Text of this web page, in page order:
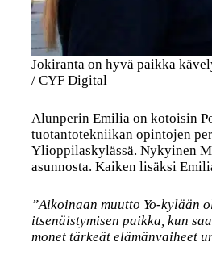
Jokiranta on hyvä paikka
/ CYF Digital
Alunperin Emilia on kotoisin
tuotantotekniikan opintojen
Ylioppilaskylässä. Nykyinen
asunnosta. Kaiken lisäksi
”Aikoinaan muutto Yo-kylään
itsenäistymisen paikka, kun
monet tärkeät elämänvaiheet